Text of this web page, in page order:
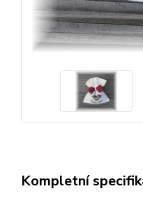
Kompletní